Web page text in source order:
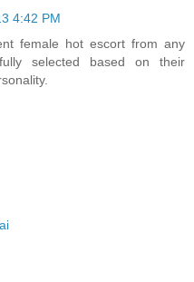
4:42 PM
female hot escort from any
selected based on their